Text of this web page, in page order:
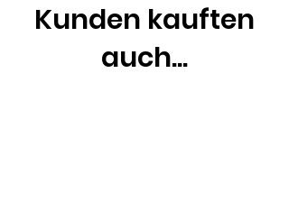
Kunden kauften
auch...